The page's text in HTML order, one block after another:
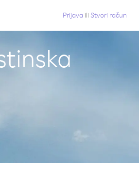
Prijava ili Stvori račun